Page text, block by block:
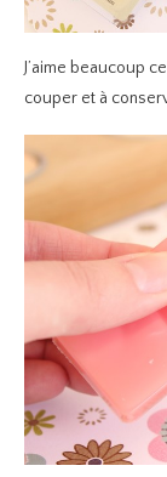
J’aime beaucoup
couper et à